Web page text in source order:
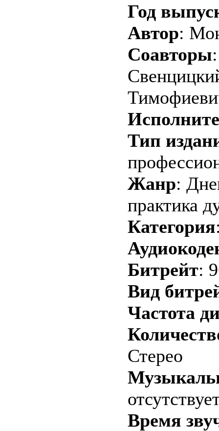
Год
Автор:
Соавторы
Тип
Жанр:
практика
Категория
Битрейт:
Вид
Частота
Стерео
Время